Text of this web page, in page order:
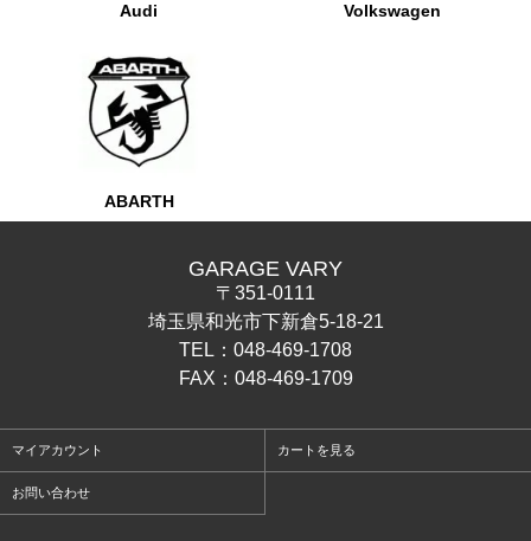
Audi Volkswagen
ABARTH
GARAGE VARY
〒351-0111
埼玉県和光市下新倉5-18-21
TEL：048-469-1708
FAX：048-469-1709
マイアカウント カートを見る
お問い合わせ